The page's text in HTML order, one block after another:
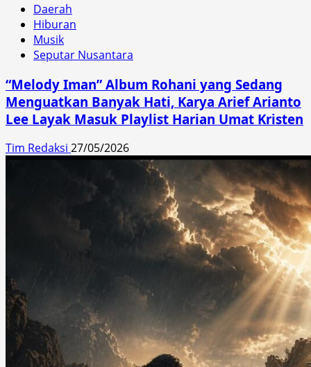
Daerah
Hiburan
Musik
Seputar Nusantara
“Melody Iman” Album Rohani yang Sedang
Menguatkan Banyak Hati, Karya Arief Arianto
Lee Layak Masuk Playlist Harian Umat Kristen
Tim Redaksi 27/05/2026